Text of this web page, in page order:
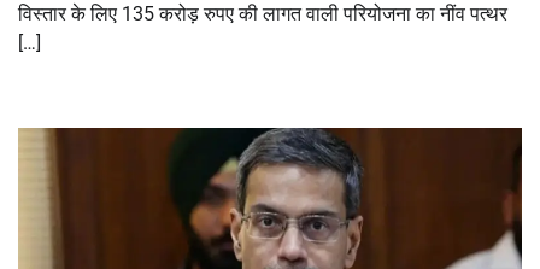
विस्तार के लिए 135 करोड़ रुपए की लागत वाली परियोजना का नींव पत्थर
[…]